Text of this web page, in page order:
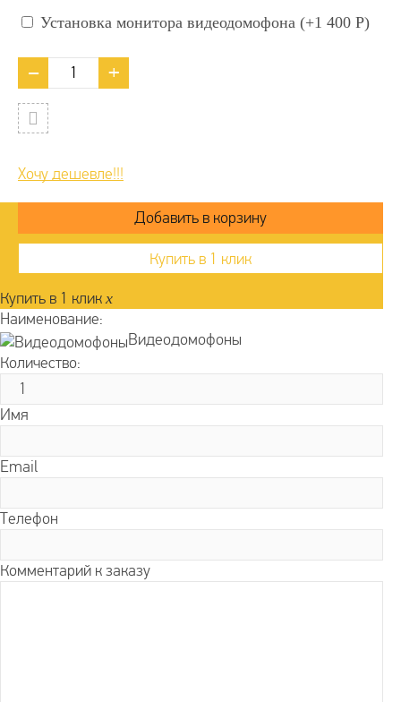
Установка монитора видеодомофона (+1 400 Р)
Хочу дешевле!!!
Купить в 1 клик
Купить в 1 клик x
Наименование:
Видеодомофоны
Количество:
Имя
Email
Телефон
Комментарий к заказу